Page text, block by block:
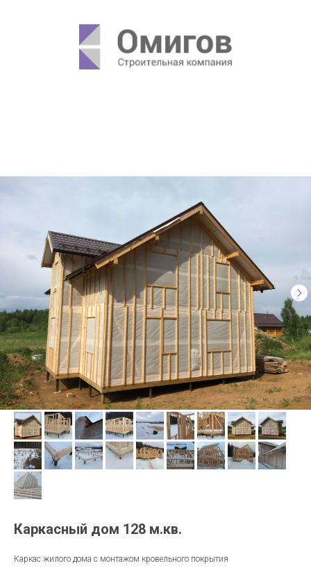
Каркасный дом 128 м.кв.
Каркас жилого дома с монтажом кровельного покрытия